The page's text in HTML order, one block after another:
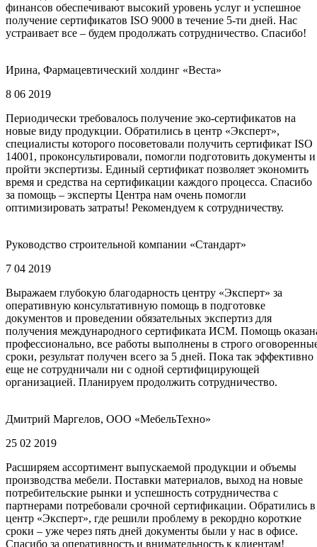
финансов обеспечивают высокий уровень услуг и успешное
получение сертификатов ISO 9000 в течение 5-ти дней. Нас
устраивает все – будем продолжать сотрудничество. Спасибо!
Ирина, Фармацевтический холдинг «Веста»
8 06 2019
Периодически требовалось получение эко-сертификатов на
новые виду продукции. Обратились в центр «Эксперт»,
специалисты которого посоветовали получить сертификат ISO
14001, проконсультировали, помогли подготовить документы и
пройти экспертизы. Единый сертификат позволяет экономить
время и средства на сертификации каждого процесса. Спасибо
за помощь – эксперты Центра нам очень помогли
оптимизировать затраты! Рекомендуем к сотрудничеству.
Руководство строительной компании «Стандарт»
7 04 2019
Выражаем глубокую благодарность центру «Эксперт» за
оперативную консультативную помощь в подготовке
документов и проведении обязательных экспертиз для
получения международного сертификата ИСМ. Помощь
профессионально, все работы выполнены в строго
сроки, результат получен всего за 5 дней. Пока так эффективно
еще не сотрудничали ни с одной сертифицирующей
организацией. Планируем продолжить сотрудничество.
Дмитрий Маргелов, ООО «МебельТехно»
25 02 2019
Расширяем ассортимент выпускаемой продукции и объемы
производства мебели. Поставки материалов, выход на новые
потребительские рынки и успешность сотрудничества с
партнерами потребовали срочной сертификации. Обратились в
центр «Эксперт», где решили проблему в рекордно короткие
сроки – уже через пять дней документы были у нас в офисе.
Спасибо за оперативность и внимательность к клиентам!